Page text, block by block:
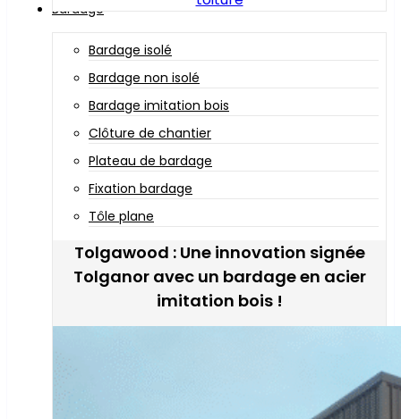
Bardage
Bardage isolé
Bardage non isolé
Bardage imitation bois
Clôture de chantier
Plateau de bardage
Fixation bardage
Tôle plane
Tolgawood : Une innovation signée
Tolganor avec un bardage en acier
imitation bois !